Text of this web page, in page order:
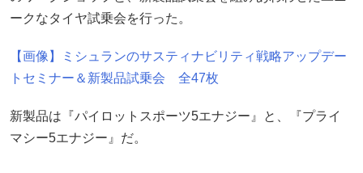
ークなタイヤ試乗会を行った。
【画像】ミシュランのサスティナビリティ戦略アップデー
トセミナー＆新製品試乗会 全47枚
新製品は『パイロットスポーツ5エナジー』と、『プライ
マシー5エナジー』だ。